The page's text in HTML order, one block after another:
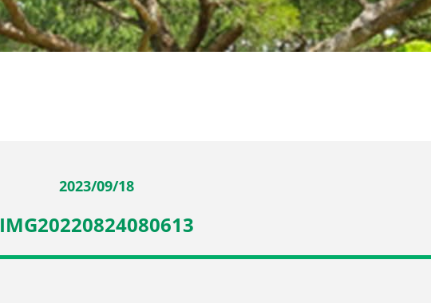
2023/09/18
IMG20220824080613